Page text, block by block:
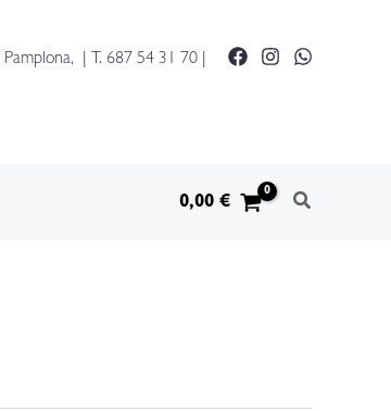
| T. 687 54 31 70
0,00€